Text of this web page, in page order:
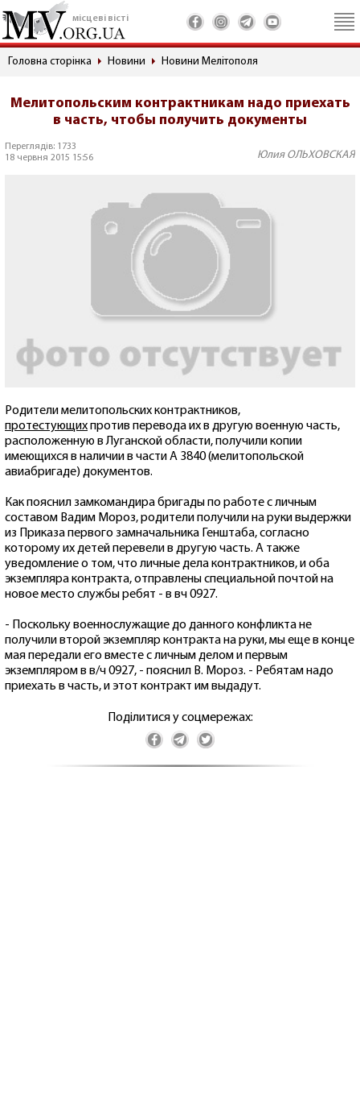
місцеві вісті
Головна сторінка Новини Новини Мелітополя
Мелитопольским контрактникам надо приехать
в часть, чтобы получить документы
Переглядів: 1733
18 червня 2015 15:56
Юлия ОЛЬХОВСКАЯ
Родители мелитопольских контрактников,
протестующихпротив перевода их в другую военную часть,
расположенную в Луганской области, получили копии
имеющихся в наличии в части А 3840 (мелитопольской
авиабригаде) документов.
Как пояснил замкомандира бригады по работе с личным
составом Вадим Мороз, родители получили на руки выдержки
из Приказа первого замначальника Генштаба, согласно
которому их детей перевели в другую часть. А также
уведомление о том, что личные дела контрактников, и оба
экземпляра контракта, отправлены специальной почтой на
новое место службы ребят - в вч 0927.
- Поскольку военнослужащие до данного конфликта не
получили второй экземпляр контракта на руки, мы еще в конце
мая передали его вместе с личным делом и первым
экземпляром в в/ч 0927, - пояснил В. Мороз. - Ребятам надо
приехать в часть, и этот контракт им выдадут.
Поділитися у соцмережах: